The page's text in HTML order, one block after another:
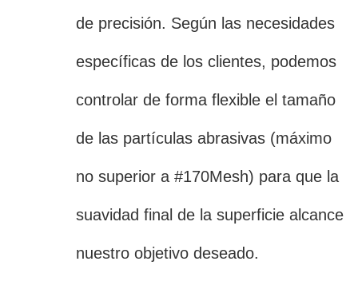
de precisión. Según las necesidades
específicas de los clientes, podemos
controlar de forma flexible el tamaño
de las partículas abrasivas (máximo
no superior a #170Mesh) para que la
suavidad final de la superficie alcance
nuestro objetivo deseado.